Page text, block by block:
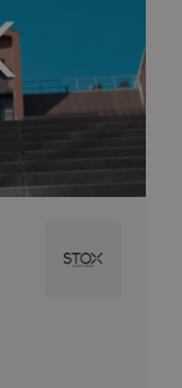
Image